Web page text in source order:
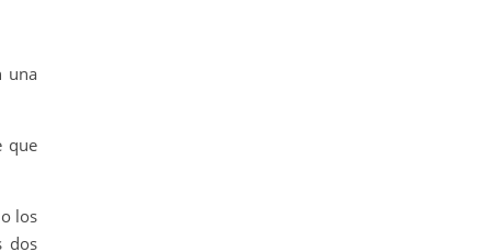
una
que
los
dos